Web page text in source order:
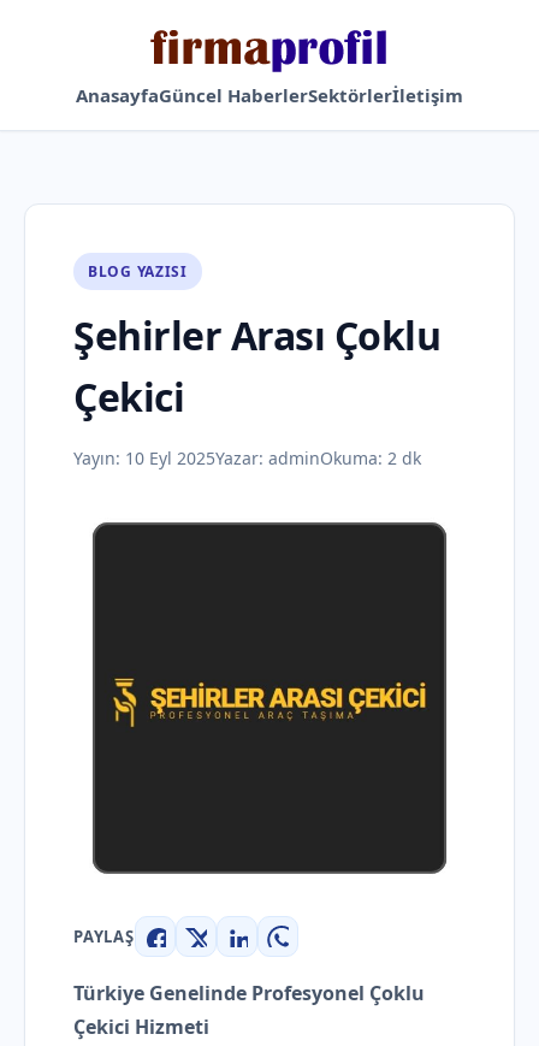
AnasayfaGüncel HaberlerSektörlerİletişim
BLOG YAZISI
Şehirler Arası Çoklu
Çekici
Yayın: 10 Eyl 2025Yazar: adminOkuma: 2 dk
PAYLAŞ
Facebook
X LinkedInWhatsApp
Türkiye Genelinde Profesyonel Çoklu
Çekici Hizmeti